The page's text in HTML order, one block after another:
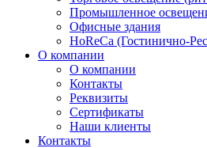
Промышленное
Офисные здания
HoReCa (Гостинично-
О компании
О компании
Контакты
Реквизиты
Сертификаты
Наши клиенты
Контакты